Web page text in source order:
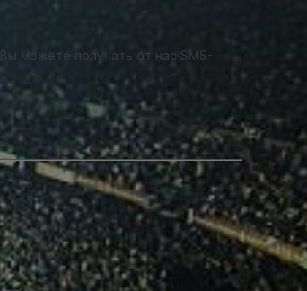
. Вы можете получать от нас SMS-